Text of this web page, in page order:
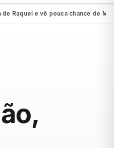
e vê pouca chance de